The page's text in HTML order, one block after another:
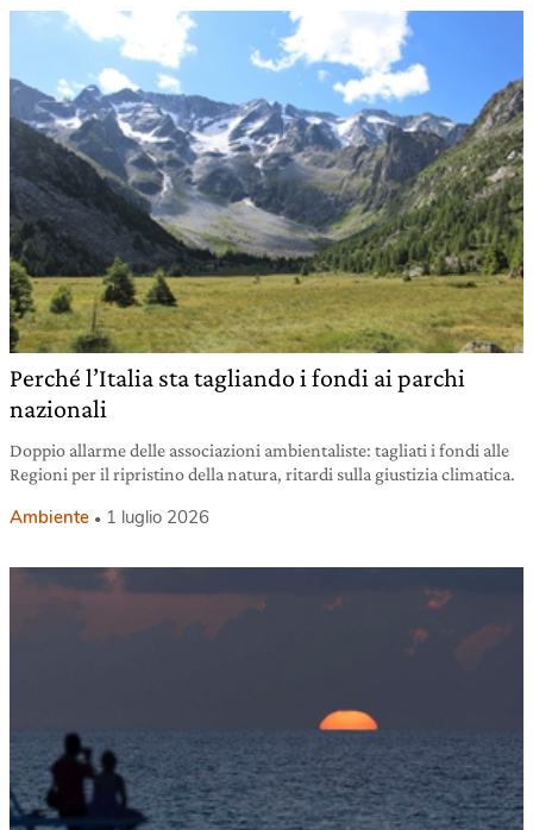
Perché l’Italia sta tagliando i fondi ai parchi
nazionali
Doppio allarme delle associazioni ambientaliste: tagliati i fondi alle
Regioni per il ripristino della natura, ritardi sulla giustizia climatica.
Ambiente 1 luglio 2026